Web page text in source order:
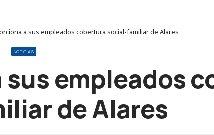
a sus empleados cobertura social-familiar de Alares
NOTICIAS
empleados
de Alares